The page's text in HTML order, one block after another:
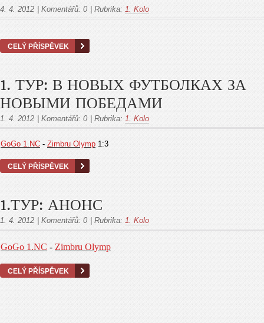
4. 4. 2012 Komentářů: 0 Rubrika: 1. Kolo
CELÝ PŘÍSPĚVEK
1. ТУР: В НОВЫХ ФУТБОЛКАХ ЗА
НОВЫМИ ПОБЕДАМИ
1. 4. 2012 Komentářů: 0 Rubrika: 1. Kolo
GoGo 1.NC - Zimbru Olymp 1:3
CELÝ PŘÍSPĚVEK
1.ТУР: АНОНС
1. 4. 2012 Komentářů: 0 Rubrika: 1. Kolo
GoGo 1.NC - Zimbru Olymp
CELÝ PŘÍSPĚVEK